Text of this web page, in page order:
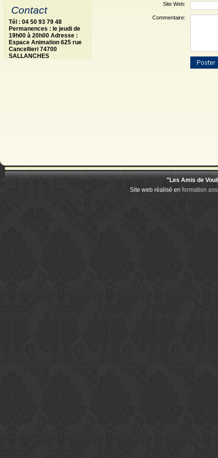
Contact
Tél : 04 50 93 79 48
Permanences : le jeudi de
19h00 à 20h00 Adresse :
Espace Animation 625 rue
Cancellieri 74700
SALLANCHES
Site Web:
Commentaire:
"Les Amis de
Site web réalisé en formation